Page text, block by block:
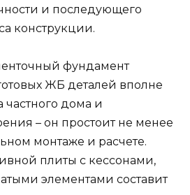
и последующего
конструкции.
фундамент
ЖБ деталей вполне
частного дома и
– он простоит не менее
монтаже и расчете.
плиты с кессонами,
элементами составит